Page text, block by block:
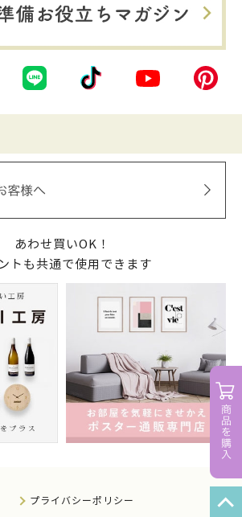
あわせ買いOK！
トも共通で使用できます
プライバシーポリシー